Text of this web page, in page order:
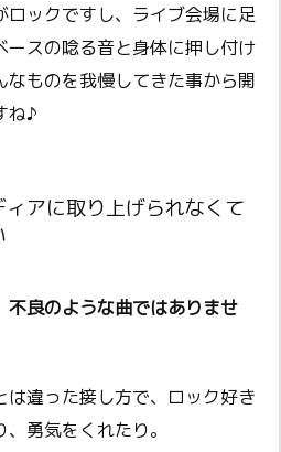
ロックですし、ライブ会場に足
ースの唸る音と身体に押し付け
なものを我慢してきた事から開
ね♪
アに取り上げられなくて
良のような曲ではありませ
は違った接し方で、ロック好き
勇気をくれたり。